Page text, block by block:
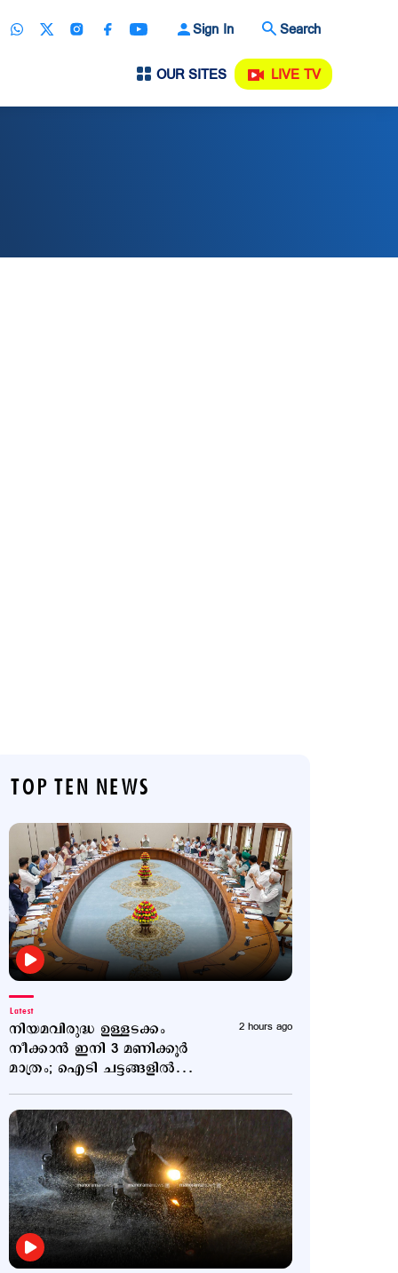
Sign In Search
OUR SITES LIVE TV
TOP TEN NEWS
Latest
നിയമവിരുദ്ധ ഉള്ളടക്കം
നീക്കാൻ ഇനി 3 മണിക്കൂർ
മാത്രം; ഐടി ചട്ടങ്ങളിൽ
2 hours ago